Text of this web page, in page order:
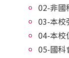
02-非國
03-本校
04-本校
05-國科